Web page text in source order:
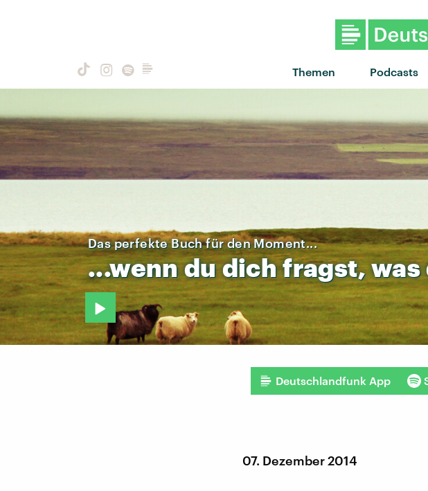
Themen Podcasts
Das perfekte Buch für den Moment...
...wenndudichfragst,was
Deutschlandfunk App
07. Dezember 2014